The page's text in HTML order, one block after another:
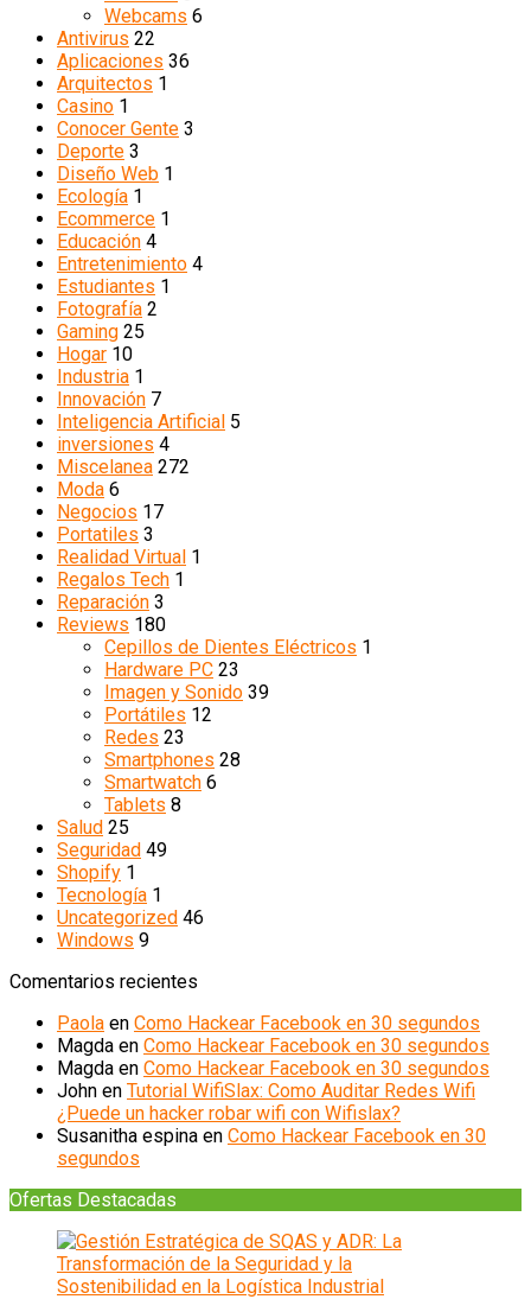
Webcams 6
Antivirus 22
Aplicaciones 36
Arquitectos 1
Casino 1
Conocer Gente 3
Deporte 3
Diseño Web 1
Ecología 1
Ecommerce 1
Educación 4
Entretenimiento 4
Estudiantes 1
Fotografía 2
Gaming 25
Hogar 10
Industria 1
Innovación 7
Inteligencia Artificial 5
inversiones 4
Miscelanea 272
Moda 6
Negocios 17
Portatiles 3
Realidad Virtual 1
Regalos Tech 1
Reparación 3
Reviews 180
Cepillos de Dientes Eléctricos 1
Hardware PC 23
Imagen y Sonido 39
Portátiles 12
Redes 23
Smartphones 28
Smartwatch 6
Tablets 8
Salud 25
Seguridad 49
Shopify 1
Tecnología 1
Uncategorized 46
Windows 9
Comentarios recientes
Paola en Como Hackear Facebook en 30 segundos
Magda en Como Hackear Facebook en 30 segundos
Magda en Como Hackear Facebook en 30 segundos
John en Tutorial WifiSlax: Como Auditar Redes Wifi
¿Puede un hacker robar wifi con Wifislax?
Susanitha espina en Como Hackear Facebook en 30
segundos
Ofertas Destacadas